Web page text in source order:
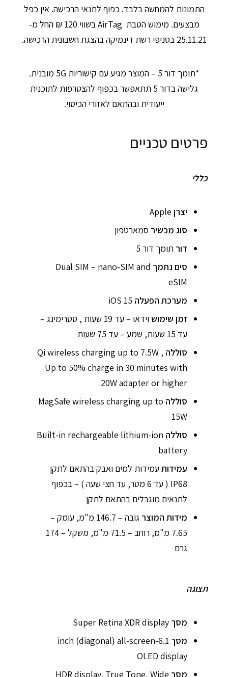
התמונות להמחשה בלבד. כפוף לתנאי הרכישה. אין כפל
מבצעים. מימוש הטבת AirTag בשווי 120 ₪ החל מ-
25.11.21 בסניפי רשת דינמיקה בהצגת חשבונית הרכישה.
*תומך דור 5 – המוצר מגיע עם קישוריות 5G מובנית.
גלישה בדור 5 תתאפשר בכפוף להצטרפות לתוכנית
ייעודית ובהתאם לאזורי הכיסוי.
פרטים טכניים
כללי
יצרן Apple
סוג מכשיר סמארטפון
דור תומך דור 5
סים נתמך Dual SIM – nano‑SIM and
eSIM
מערכת הפעלה iOS 15
זמן שימוש
וידאו – עד 19 שעות , סטרימינג –
עד 15 שעות, שמע – עד 75 שעות
סוללה Qi wireless charging up to 7.5W ,
Up to 50% charge in 30 minutes with
20W adapter or higher
סוללה MagSafe wireless charging up to
15W
סוללה Built-in rechargeable lithium-ion
battery
עמידות עמידות למים ואבק בהתאם לתקן
IP68 ( עד 6 מטר, עד חצי שעה ) – בכפוף
לתנאים מוגבלים בהתאם לתקן
מידות המוצר
גובה – 146.7 מ"מ, עומק –
7.65 מ"מ, רוחב – 71.5 מ"מ, משקל – 174
גרם
תצוגה
מסך Super Retina XDR display
מסך
6.1‑inch (diagonal) all‑screen
OLED display
מסך HDR display, True Tone, Wide